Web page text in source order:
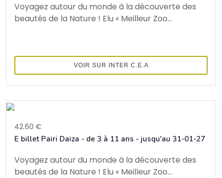
Voyagez autour du monde à la découverte des
beautés de la Nature ! Elu « Meilleur Zoo...
VOIR SUR INTER C.E.A
42.60 €
E billet Pairi Daiza - de 3 à 11 ans - jusqu'au 31-01-27
Voyagez autour du monde à la découverte des
beautés de la Nature ! Elu « Meilleur Zoo...